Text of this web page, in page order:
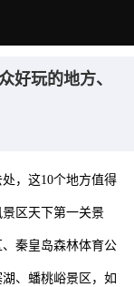
好玩的地方、
，这10个地方值得
区天下第一关景
秦皇岛森林体育公
、蟠桃峪景区，如